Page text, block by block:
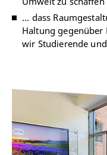
... dass
Haltung gegenüber
wir Studierende